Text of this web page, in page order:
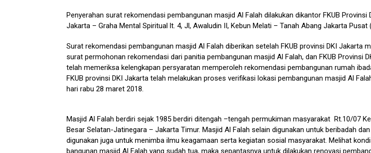
Penyerahan surat rekomendasi pembangunan masjid Al Falah dilakukan dikantor FKUB Provinsi
Jakarta – Graha Mental Spiritual lt. 4, Jl, Awaludin II, Kebun Melati – Tanah Abang Jakarta Pusat
Surat rekomendasi pembangunan masjid Al Falah diberikan setelah FKUB provinsi DKI Jakarta
surat permohonan rekomendasi dari panitia pembangunan masjid Al Falah, dan FKUB Provinsi
telah memeriksa kelengkapan persyaratan memperoleh rekomendasi pembangunan rumah
FKUB provinsi DKI Jakarta telah melakukan proses verifikasi lokasi pembangunan masjid Al
hari rabu 28 maret 2018.
Masjid Al Falah berdiri sejak 1985 berdiri ditengah –tengah permukiman masyarakat Rt.10/07
Besar Selatan-Jatinegara – Jakarta Timur. Masjid Al Falah selain digunakan untuk beribadah dan
digunakan juga untuk menimba ilmu keagamaan serta kegiatan sosial masyarakat. Melihat
bangunan masjid Al Falah yang sudah tua, maka sepantasnya untuk dilakukan renovasi